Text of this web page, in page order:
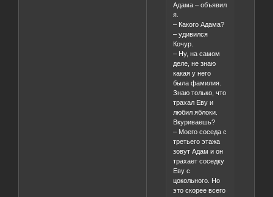
Адама – объявил
я.
– Какого Адама?
– удивился
Кочур.
– Ну, на самом
деле, не знаю
какая у него
была фамилия.
Знаю только, что
трахал Еву и
любил яблоки.
Вкуриваешь?
– Моего соседа с
третьего этажа
зовут Адам и он
трахает соседку
Еву с
цокольного. Но
это скорее всего